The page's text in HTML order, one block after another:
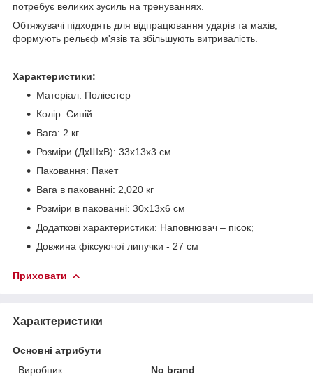
потребує великих зусиль на тренуваннях.
Обтяжувачі підходять для відпрацювання ударів та махів,
формують рельєф м'язів та збільшують витривалість.
Характеристики:
Матеріал: Поліестер
Колір: Синій
Вага: 2 кг
Розміри (ДхШхВ): 33х13х3 см
Паковання: Пакет
Вага в пакованні: 2,020 кг
Розміри в пакованні: 30х13х6 см
Додаткові характеристики: Наповнювач – пісок;
Довжина фіксуючої липучки - 27 см
Приховати
Характеристики
Основні атрибути
Виробник
No brand